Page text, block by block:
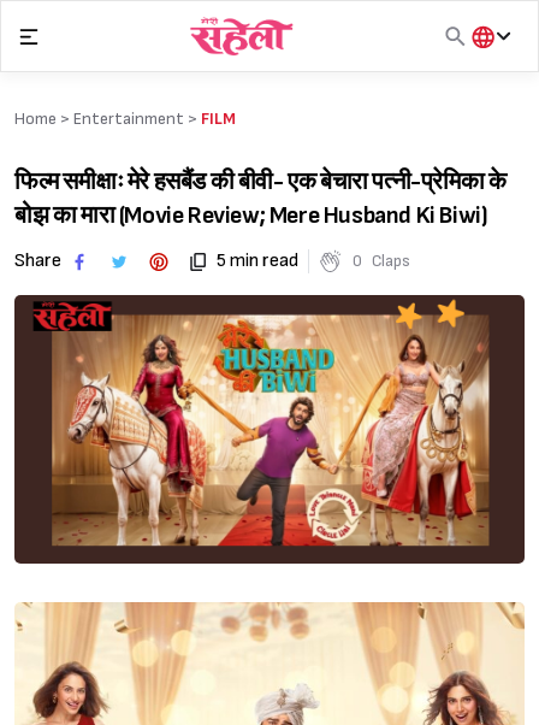
content
हिंदी
Home > Entertainment > FILM
फिल्म समीक्षाः मेरे हसबैंड की बीवी- एक बेचारा पत्नी-प्रेमिका के
बोझ का मारा (Movie Review; Mere Husband Ki Biwi)
Share 5 min read 0 Claps